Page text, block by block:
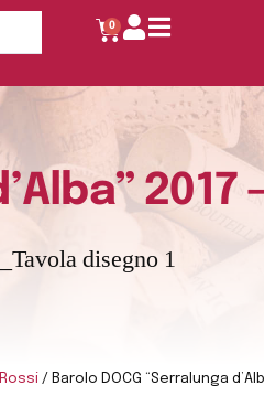
0
2017
/ Barolo DOCG “Serralunga